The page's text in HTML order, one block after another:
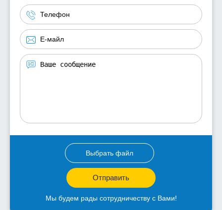
Выбрать файл
Отправить
Мы будем рады сотрудничеству с Вами!